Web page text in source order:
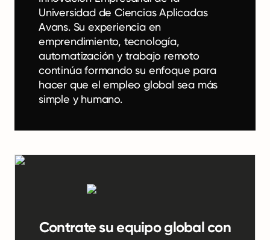
Universidad de Ciencias Aplicadas
Avans. Su experiencia en
emprendimiento, tecnología,
automatización y trabajo remoto
continúa formando su enfoque para
hacer que el empleo global sea más
simple y humano.
Contrate su equipo global con